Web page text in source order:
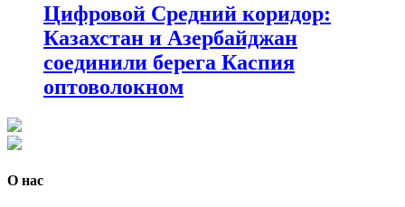
Цифровой Средний коридор:
Казахстан и Азербайджан
соединили берега Каспия
оптоволокном
О нас